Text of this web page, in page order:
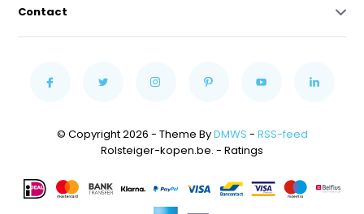
Contact
© Copyright 2026 - Theme ByDMWS - RSS-feed
Rolsteiger-kopen.be. - Ratings